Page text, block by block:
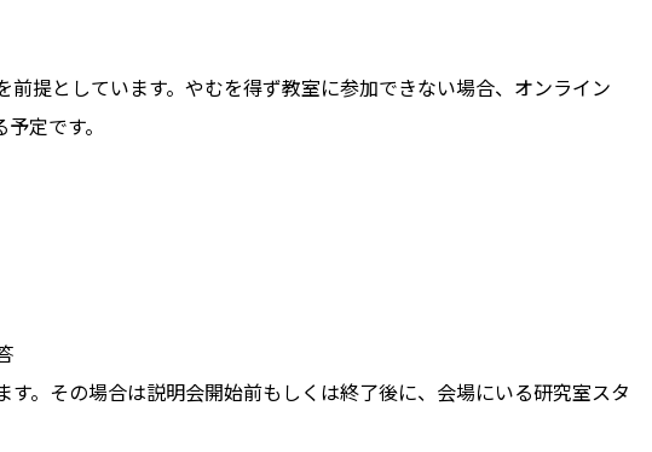
提としています。やむを得ず教室に参加できない場合、オンライン
定です。
。その場合は説明会開始前もしくは終了後に、会場にいる研究室スタ